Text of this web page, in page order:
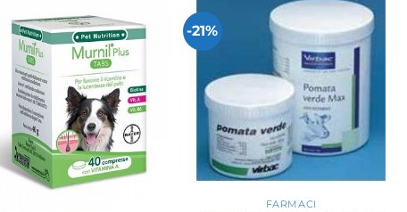
-21%
+
FARMACI